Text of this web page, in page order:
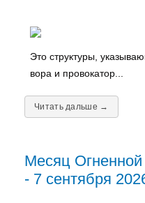
Это структуры,
вора и провокатор...
Читать дальше →
Месяц
- 7 сентября